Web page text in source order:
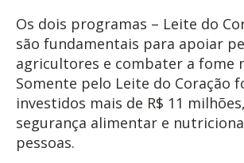
Os dois programas – Leite do
são fundamentais para apoiar
agricultores e combater a fome
Somente pelo Leite do Coração
investidos mais de R$ 11
segurança alimentar e
pessoas.